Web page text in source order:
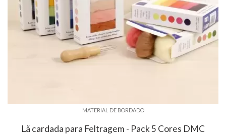
MATERIAL DE BORDADO
Lã cardada para Feltragem - Pack 5 Cores DMC